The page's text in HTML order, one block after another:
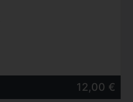
12,00 €